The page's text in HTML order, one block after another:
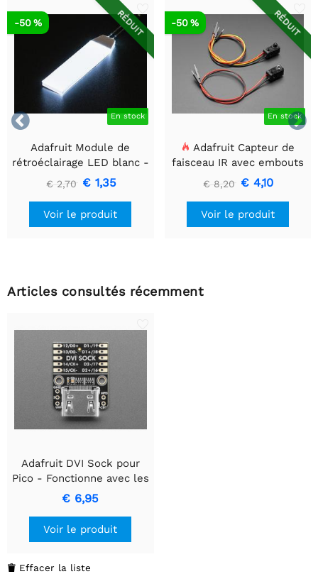


RÉDUIT
En stock
-50 %
Adafruit Module de
rétroéclairage LED blanc -
Petit 12 mm x 40 mm
€ 2,70 € 1,35
Voir le produit
RÉDUIT
En stock
-50 %
Adafruit Capteur de
faisceau IR avec embouts
de câble de qualité
supérieure - LED 5 mm
€ 8,20 € 4,10
Voir le produit
Articles consultés récemment
Adafruit DVI Sock pour
Pico - Fonctionne avec les
écrans HDMI
€ 6,95
Voir le produit
 Effacer la liste